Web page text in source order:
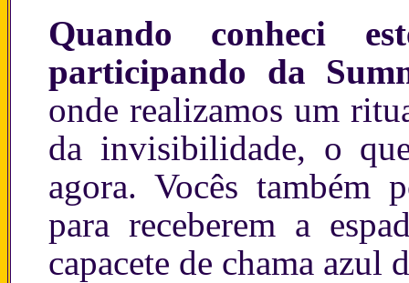
Quando conheci
participando da
onde realizamos um
da invisibilidade, o
agora. Vocês também
para receberem a
capacete de chama azul